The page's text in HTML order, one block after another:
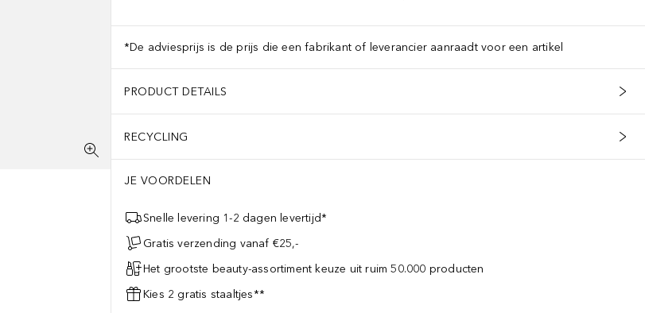
*De adviesprijs is de prijs die een fabrikant of leverancier aanraadt voor een artikel
PRODUCT DETAILS
RECYCLING
JE VOORDELEN
Snelle levering 1-2 dagen levertijd*
Gratis verzending vanaf €25,-
Het grootste beauty-assortiment keuze uit ruim 50.000 producten
Kies 2 gratis staaltjes**